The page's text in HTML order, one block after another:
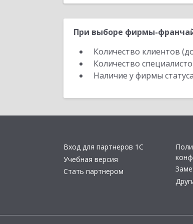
При выборе фирмы-
Количество клиентов
Количество
Наличие у фирмы статуса
Вход для партнеров 1С
Учебная версия
Стать партнером